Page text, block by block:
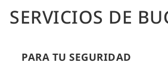
de comidas caseras o relajarse en el
contemplan el espectacular paisaje
Los itinerarios típicos varían de tres a
SERVICIOS DE
PARA TU SEGURIDAD